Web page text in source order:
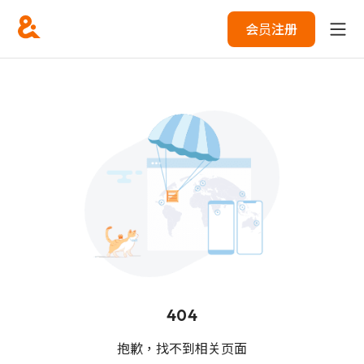
会员注册
404
抱歉，找不到相关页面